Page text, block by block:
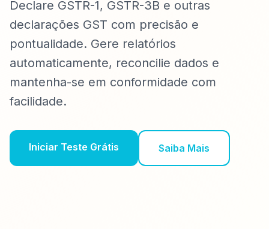
Declare GSTR-1, GSTR-3B e outras
declarações GST com precisão e
pontualidade. Gere relatórios
automaticamente, reconcilie dados e
mantenha-se em conformidade com
facilidade.
Iniciar Teste Grátis Saiba Mais